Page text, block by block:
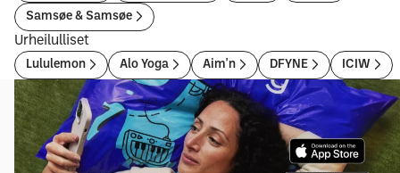
Samsøe & Samsøe
Urheilulliset
Lululemon Alo Yoga Aim'n DFYNE ICIW